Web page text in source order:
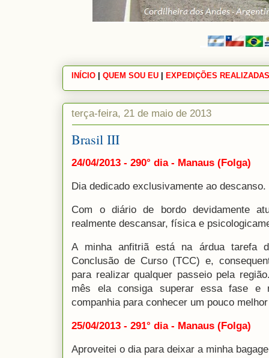
INÍCIO |QUEM SOU EU EXPEDIÇÕES
terça-feira, 21 de maio de 2013
Brasil III
24/04/2013 - 290° dia - Manaus (Folga)
Dia dedicado exclusivamente ao descanso.
Com o diário de bordo devidamente
realmente descansar, física e
A minha anfitriã está na árdua tarefa
Conclusão de Curso (TCC) e,
para realizar qualquer passeio pela
mês ela consiga superar essa fase e
companhia para conhecer um pouco
25/04/2013 - 291° dia - Manaus (Folga)
Aproveitei o dia para deixar a minha